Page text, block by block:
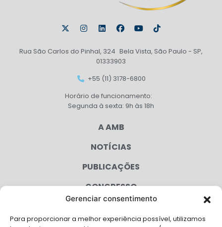
Gerenciar consentimento
Para proporcionar a melhor experiência possível, utilizamos
Rua São Carlos do Pinhal, 324 Bela Vista, São Paulo - SP,
01333903
+55 (11) 3178-6800
Horário de funcionamento:
Segunda à sexta: 9h às 18h
A AMB
NOTÍCIAS
PUBLICAÇÕES
CONGRESSO